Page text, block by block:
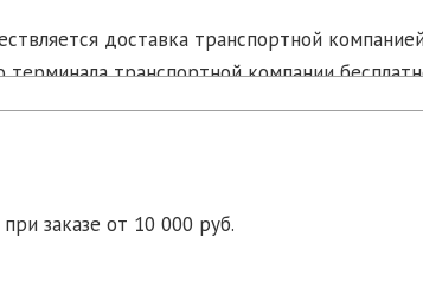
доставка транспортной
транспортной компании
заказе от 10 000 руб.